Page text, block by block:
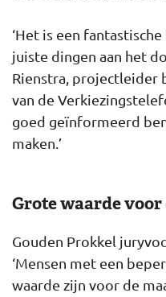
‘Het is een
juiste dingen aan het
Rienstra, projectleider
van de
goed geïnformeerd
maken.’
Grote waarde
Gouden Prokkel
‘Mensen met een
waarde zijn voor de